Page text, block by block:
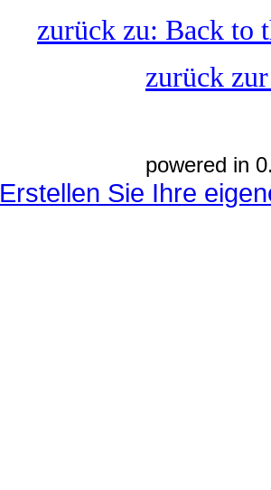
zurück zu: Back to
zurück
powered in
Erstellen Sie Ihre